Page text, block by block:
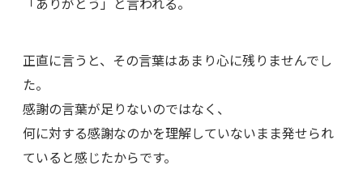
正直に言うと、その言葉はあまり心に残りませんでし
た。
感謝の言葉が足りないのではなく、
何に対する感謝なのかを理解していないまま発せられ
ていると感じたからです。